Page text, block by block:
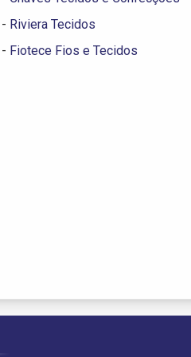
- Riviera Tecidos
- Fiotece Fios e Tecidos